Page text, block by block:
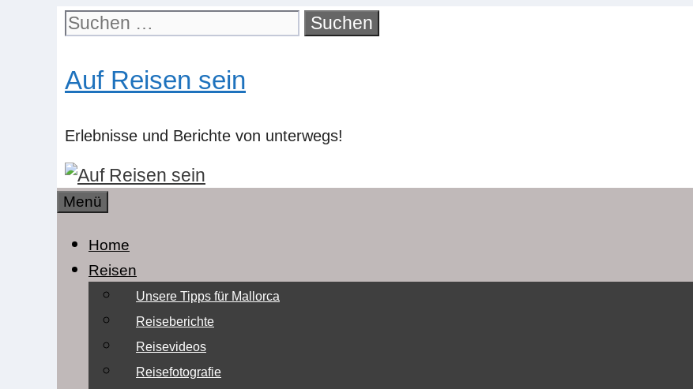
springen
Suchen
Auf Reisen sein
Erlebnisse und Berichte von unterwegs!
Menü
Home
Reisen
Unsere Tipps für Mallorca
Reiseberichte
Reisevideos
Reisefotografie